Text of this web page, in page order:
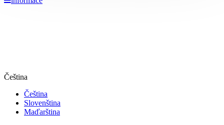
Čeština
Čeština
Slovenština
Maďarština